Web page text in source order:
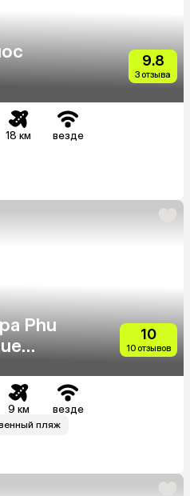
9.8
3 отзыва
18 км везде
Phu
10
10 отзывов
9 км везде
пляж